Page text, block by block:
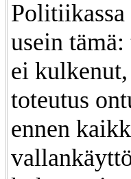
usein
ei
toteutus
ennen